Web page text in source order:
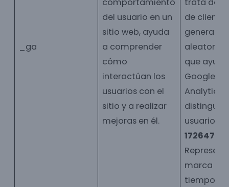
_ga
comportamiento
del usuario en un
sitio web, ayuda
a comprender
cómo
interactúan los
usuarios con el
sitio y a realizar
mejoras en él.
trata de
de cliente
generado
que
Google
Analytics
distinguir
usuario
marca de
tiempo de